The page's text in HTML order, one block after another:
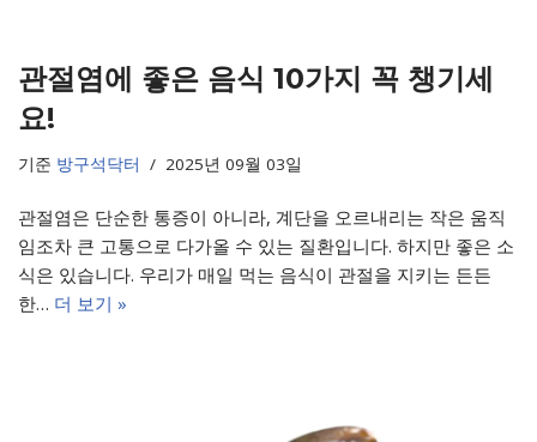
관절염에 좋은 음식 10가지 꼭 챙기세
요!
기준 방구석닥터 2025년 09월 03일
관절염은 단순한 통증이 아니라, 계단을 오르내리는 작은 움직
임조차 큰 고통으로 다가올 수 있는 질환입니다. 하지만 좋은 소
식은 있습니다. 우리가 매일 먹는 음식이 관절을 지키는 든든
한… 더 보기 »